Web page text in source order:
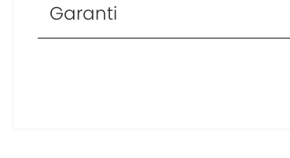
Garanti